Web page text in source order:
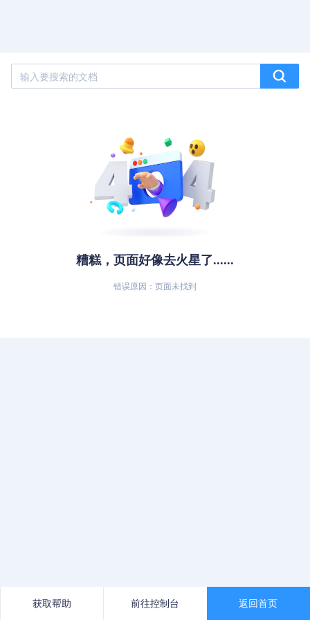
糟糕，页面好像去火星了......
错误原因：页面未找到
返回首页
前往控制台
获取帮助